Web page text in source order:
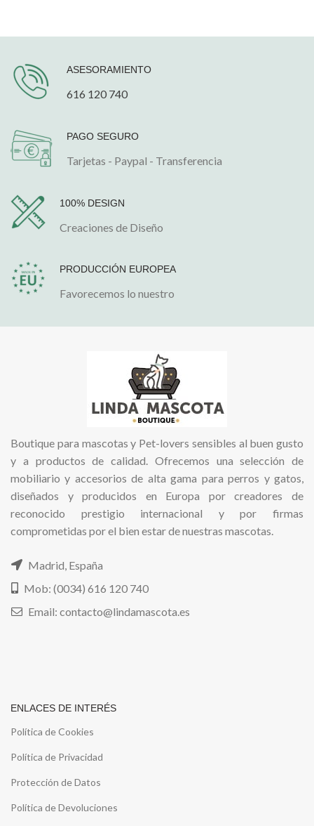
ASESORAMIENTO
616 120 740
PAGO SEGURO
Tarjetas - Paypal - Transferencia
100% DESIGN
Creaciones de Diseño
PRODUCCIÓN EUROPEA
Favorecemos lo nuestro
Boutique para mascotas y Pet-lovers sensibles al buen gusto
y a productos de calidad. Ofrecemos una selección de
mobiliario y accesorios de alta gama para perros y gatos,
diseñados y producidos en Europa por creadores de
reconocido prestigio internacional y por firmas
comprometidas por el bien estar de nuestras mascotas.
Madrid, España
Mob: (0034) 616 120 740
Email: contacto@lindamascota.es
ENLACES DE INTERÉS
Política de Cookies
Política de Privacidad
Protección de Datos
Política de Devoluciones